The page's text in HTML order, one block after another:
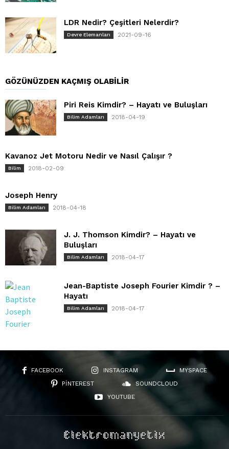
LDR Nedir? Çeşitleri Nelerdir?
Devre Elemanları 2021-09-16
GÖZÜNÜZDEN KAÇMIŞ OLABILIR
Piri Reis Kimdir? – Hayatı ve Buluşları
Bilim Adamları 2018-04-19
Kavanoz Jet Motoru Nedir ve Nasıl Çalışır ?
Bilim 2018-02-09
Joseph Henry
Bilim Adamları 2018-04-18
J. J. Thomson Kimdir? – Hayatı ve
Buluşları
Bilim Adamları 2018-04-17
Jean-Baptiste Joseph Fourier Kimdir ? –
Hayatı
Bilim Adamları 2018-04-17
FACEBOOK INSTAGRAM
MYSPACE
PINTEREST
SOUNDCLOUD
YOUTUBE